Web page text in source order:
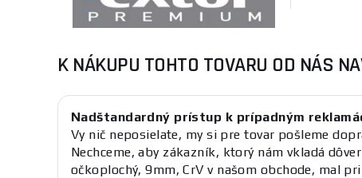
K NÁKUPU TOHTO TOVARU OD NÁS
Nadštandardný prístup k prípadným
Vy nič neposielate, my si pre tovar pošleme
Nechceme, aby zákazník, ktorý nám vkladá
očkoplochý, 9mm, CrV v našom obchode, mal